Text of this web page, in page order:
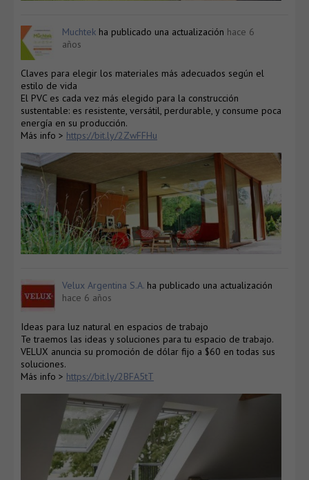
Muchtek ha publicado una actualización hace 6
años
Claves para elegir los materiales más adecuados según el
estilo de vida
El PVC es cada vez más elegido para la construcción
sustentable: es resistente, versátil, perdurable, y consume poca
energía en su producción.
Más info > https://bit.ly/2ZwFFHu
Velux Argentina S.A. ha publicado una actualización
hace 6 años
Ideas para luz natural en espacios de trabajo
Te traemos las ideas y soluciones para tu espacio de trabajo.
VELUX anuncia su promoción de dólar fijo a $60 en todas sus
soluciones.
Más info > https://bit.ly/2BFA5tT